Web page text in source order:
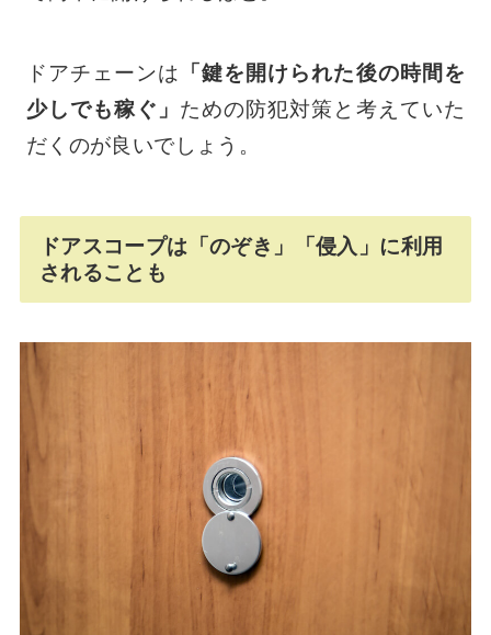
ドアチェーンは
「鍵を開けられた後の時間を
少しでも稼ぐ」 ための防犯対策と考えていた
だくのが良いでしょう。
ドアスコープは「のぞき」「侵入」に利用
されることも